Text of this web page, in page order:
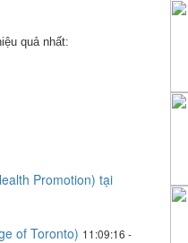
quả nhất:
Promotion) tại
of Toronto) 11:09:16 -